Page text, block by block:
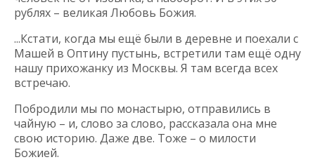
рублях – великая Любовь Божия.
...Кстати, когда мы ещё были в деревне и поехали с
Машей в Оптину пустынь, встретили там ещё одну
нашу прихожанку из Москвы. Я там всегда всех
встречаю.
Побродили мы по монастырю, отправились в
чайную – и, слово за слово, рассказала она мне
свою историю. Даже две. Тоже – о милости
Божией.